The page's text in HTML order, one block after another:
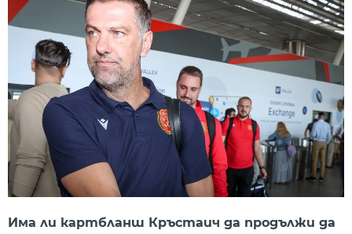
Има ли картбланш Кръстаич да продължи да